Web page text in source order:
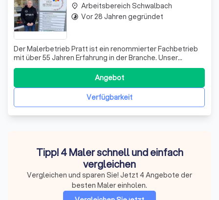
Der Malerbetrieb Pratt ist ein renommierter Fachbetrieb
mit über 55 Jahren Erfahrung in der Branche. Unser
Angebot umfasst ein breites Spektrum an
Dienstleistungen, darunter Maler-, Lackier- und
Tapezierarbeiten, Fassadenanstriche, Wärmedämm-
Systeme, Trockenbau, Bodenbelagsarbeiten sowie Innen-
Verfügbarkeit
Angebot
place Arbeitsbereich Schwalbach
timelapse Vor 28 Jahren gegründet
Tipp! 4 Maler schnell und einfach
vergleichen
Vergleichen und sparen Sie! Jetzt 4 Angebote der
besten Maler einholen.